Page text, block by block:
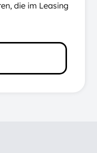
die im Leasing